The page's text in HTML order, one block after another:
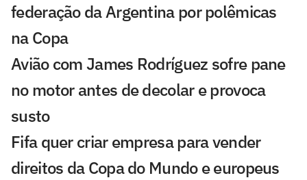
federação da Argentina por polêmicas
na Copa
Avião com James Rodríguez sofre pane
no motor antes de decolar e provoca
susto
Fifa quer criar empresa para vender
direitos da Copa do Mundo e europeus